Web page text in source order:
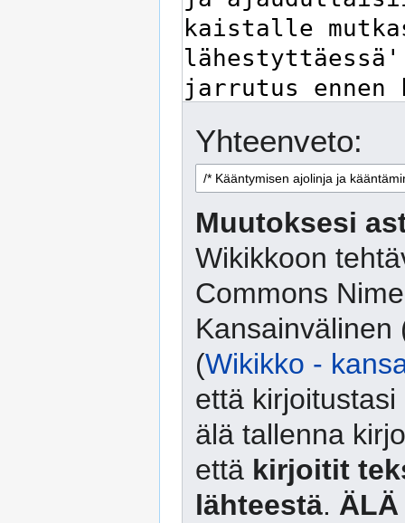
Yhteenveto:
Muutoksesi
Wikikkoon
Commons
Kansainvälinen
(Wikikko -
että
älä tallenna
että kirjoitit
lähteestä. ÄLÄ